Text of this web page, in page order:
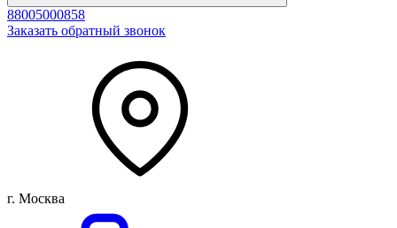
88005000858
Заказать обратный звонок
г. Москва